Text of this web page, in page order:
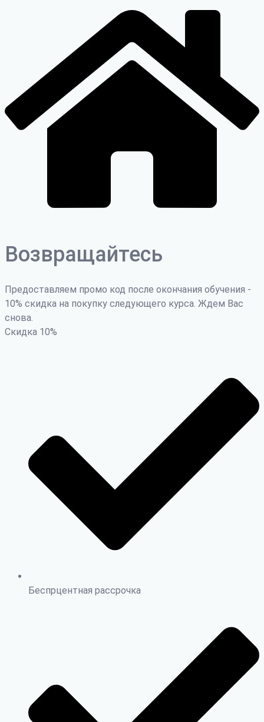
Возвращайтесь
Предоставляем промо код после окончания обучения -
10% скидка на покупку следующего курса. Ждем Вас
снова.
Скидка 10%
Беспрцентная рассрочка